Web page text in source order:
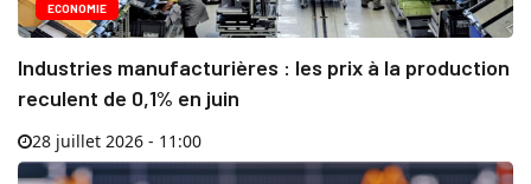
ECONOMIE
Industries manufacturières : les prix à la production
reculent de 0,1% en juin
28 juillet 2026 - 11:00